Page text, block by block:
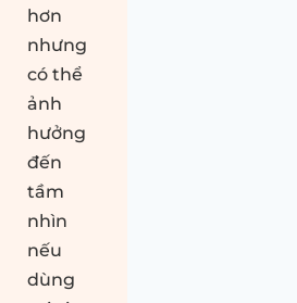
hơn
nhưng
có thể
ảnh
hưởng
đến
tầm
nhìn
nếu
dùng